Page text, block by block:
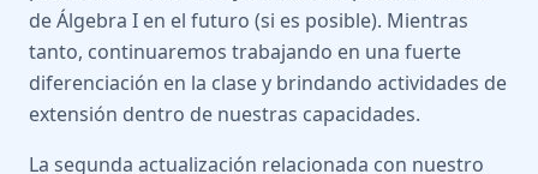
de Álgebra I en el futuro (si es posible). Mientras
tanto, continuaremos trabajando en una fuerte
diferenciación en la clase y brindando actividades de
extensión dentro de nuestras capacidades.
La segunda actualización relacionada con nuestro